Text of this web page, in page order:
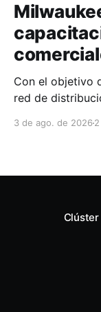
Con el objetivo
red de
técnico,
3 de ago. de 2026